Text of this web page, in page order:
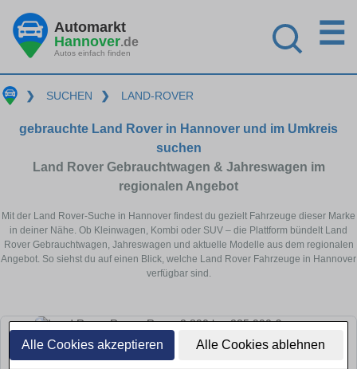
Alle Cookies akzeptieren Alle Cookies ablehnen
Automarkt
Hannover.de
Autos einfach finden
☰
❯ SUCHEN ❯ LAND-ROVER
gebrauchte Land Rover in Hannover und im Umkreis
suchen
Land Rover Gebrauchtwagen & Jahreswagen im
regionalen Angebot
Mit der Land Rover-Suche in Hannover findest du gezielt Fahrzeuge dieser Marke
in deiner Nähe. Ob Kleinwagen, Kombi oder SUV – die Plattform bündelt Land
Rover Gebrauchtwagen, Jahreswagen und aktuelle Modelle aus dem regionalen
Angebot. So siehst du auf einen Blick, welche Land Rover Fahrzeuge in Hannover
verfügbar sind.